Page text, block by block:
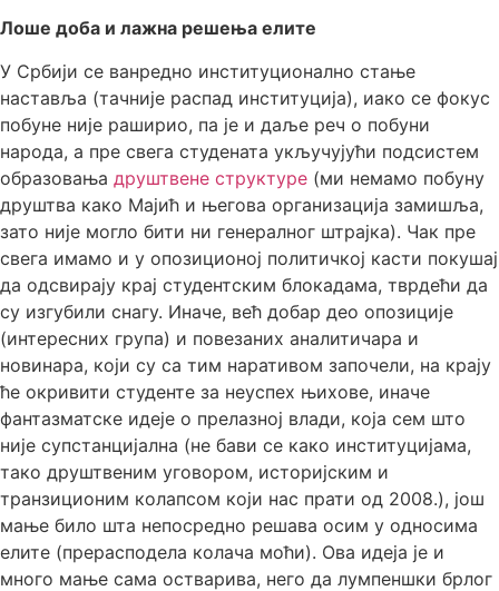
Лоше доба и лажна решења елите
У Србији се ванредно институционално стање
наставља (тачније распад институција), иако се фокус
побуне није раширио, па је и даље реч о побуни
народа, а пре свега студената укључујући подсистем
образовања друштвене структуре (ми немамо побуну
друштва како Мајић и његова организација замишља,
зато није могло бити ни генералног штрајка). Чак пре
свега имамо и у опозиционој политичкој касти покушај
да одсвирају крај студентским блокадама, тврдећи да
су изгубили снагу. Иначе, већ добар део опозиције
(интересних група) и повезаних аналитичара и
новинара, који су са тим наративом започели, на крају
ће окривити студенте за неуспех њихове, иначе
фантазматске идеје о прелазној влади, која сем што
није супстанцијална (не бави се како институцијама,
тако друштвеним уговором, историјским и
транзиционим колапсом који нас прати од 2008.), још
мање било шта непосредно решава осим у односима
елите (прерасподела колача моћи). Ова идеја је и
много мање сама остварива, него да лумпеншки брлог